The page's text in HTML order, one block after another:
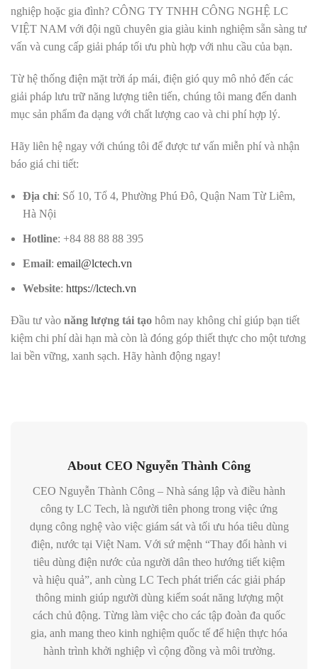
nghiệp hoặc gia đình? CÔNG TY TNHH CÔNG NGHỆ LC
VIỆT NAM với đội ngũ chuyên gia giàu kinh nghiệm sẵn sàng tư
vấn và cung cấp giải pháp tối ưu phù hợp với nhu cầu của bạn.
Từ hệ thống điện mặt trời áp mái, điện gió quy mô nhỏ đến các
giải pháp lưu trữ năng lượng tiên tiến, chúng tôi mang đến danh
mục sản phẩm đa dạng với chất lượng cao và chi phí hợp lý.
Hãy liên hệ ngay với chúng tôi để được tư vấn miễn phí và nhận
báo giá chi tiết:
Địa chỉ: Số 10, Tổ 4, Phường Phú Đô, Quận Nam Từ Liêm,
Hà Nội
Hotline: +84 88 88 88 395
Email: email@lctech.vn
Website: https://lctech.vn
Đầu tư vào năng lượng tái tạo hôm nay không chỉ giúp bạn tiết
kiệm chi phí dài hạn mà còn là đóng góp thiết thực cho một tương
lai bền vững, xanh sạch. Hãy hành động ngay!
About CEO Nguyễn Thành Công
CEO Nguyễn Thành Công – Nhà sáng lập và điều hành
công ty LC Tech, là người tiên phong trong việc ứng
dụng công nghệ vào việc giám sát và tối ưu hóa tiêu dùng
điện, nước tại Việt Nam. Với sứ mệnh “Thay đổi hành vi
tiêu dùng điện nước của người dân theo hướng tiết kiệm
và hiệu quả”, anh cùng LC Tech phát triển các giải pháp
thông minh giúp người dùng kiểm soát năng lượng một
cách chủ động. Từng làm việc cho các tập đoàn đa quốc
gia, anh mang theo kinh nghiệm quốc tế để hiện thực hóa
hành trình khởi nghiệp vì cộng đồng và môi trường.